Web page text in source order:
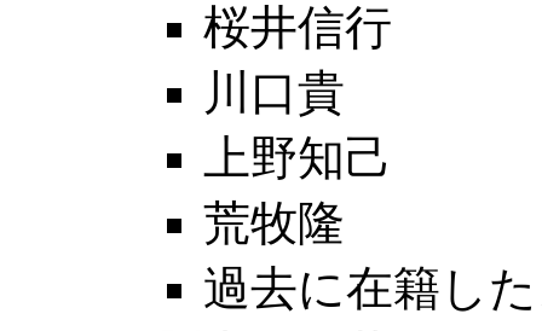
桜井信行
川口貴
上野知己
荒牧隆
過去に在籍し